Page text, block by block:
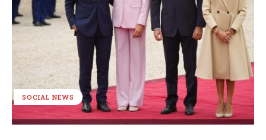
SOCIAL NEWS